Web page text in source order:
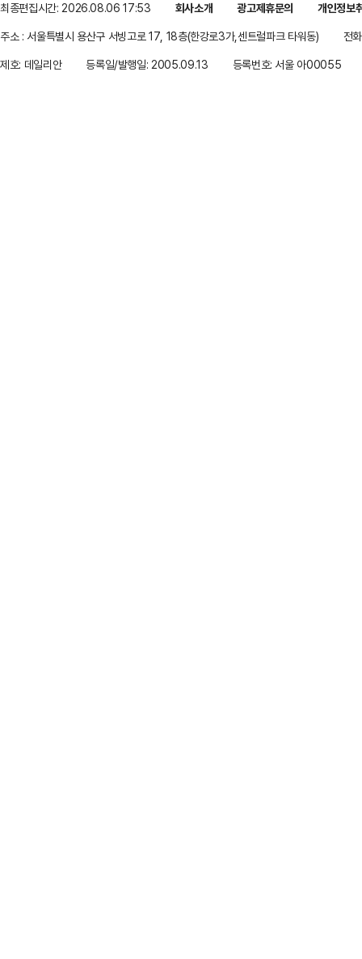
최종편집시간: 2026.08.06 17:53 회사소개 광고제휴문의
개인정보
주소 : 서울특별시 용산구 서빙고로 17, 18층(한강로3가,센트럴파크 타워동)
전
제호: 데일리안
등록일/발행일: 2005.09.13 등록번호: 서울 아00055